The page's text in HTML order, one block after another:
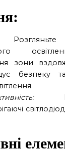
:
зони
безпеку